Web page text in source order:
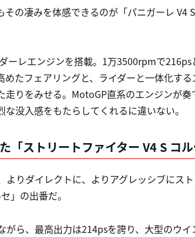
の凄みを体感できるのが「パニガーレ V4 S
ーレエンジンを搭載。1万3500rpmで216ps
たフェアリングと、ライダーと一体化する
りをみせる。MotoGP直系のエンジンが奏
没入感をもたらしてくれるに違いない。
ストリートファイター V4 S コル
りダイレクトに、よりアグレッシブにス
」の出番だ。
ら、最高出力は214psを誇り、大型のウイ